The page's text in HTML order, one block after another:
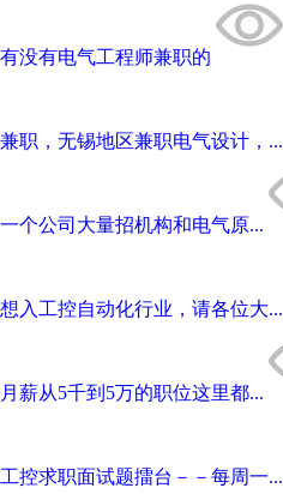
有没有电气工程师兼职的
兼职，无锡地区兼职电气设计，...
一个公司大量招机构和电气原...
想入工控自动化行业，请各位大...
月薪从5千到5万的职位这里都...
工控求职面试题擂台－－每周一...